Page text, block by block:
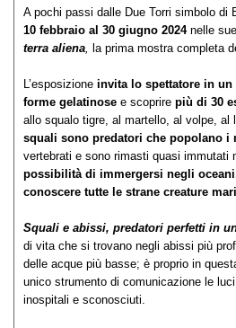
A pochi passi dalle Due Torri simbolo
10 febbraio al 30 giugno 2024nelle
terra aliena, la prima mostra completa
L’esposizione invita lo spettatore in
forme gelatinose e scoprire più di 30
allo squalo tigre, al martello, al volpe,
squali sono predatori che popolano i
vertebrati e sono rimasti quasi immutati
possibilità di immergersi negli
conoscere tutte le strane creature
Squali e abissi, predatori perfetti in
di vita che si trovano negli abissi più
delle acque più basse; è proprio in
unico strumento di comunicazione le
inospitali e sconosciuti.